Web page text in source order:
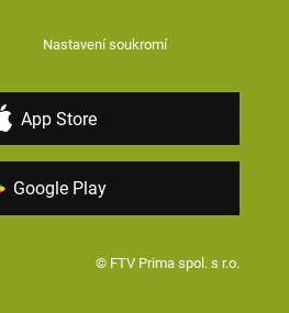
Nastavení soukromí
App Store
Google Play
© FTV Prima spol. s r.o.